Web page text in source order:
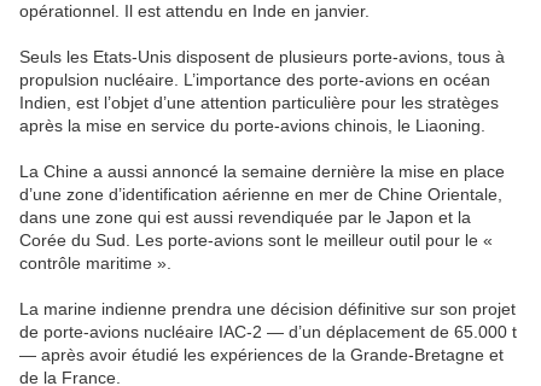
opérationnel. Il est attendu en Inde en janvier.
Seuls les Etats-Unis disposent de plusieurs porte-avions, tous à
propulsion nucléaire. L’importance des porte-avions en océan
Indien, est l’objet d’une attention particulière pour les stratèges
après la mise en service du porte-avions chinois, le Liaoning.
La Chine a aussi annoncé la semaine dernière la mise en place
d’une zone d’identification aérienne en mer de Chine Orientale,
dans une zone qui est aussi revendiquée par le Japon et la
Corée du Sud. Les porte-avions sont le meilleur outil pour le «
contrôle maritime ».
La marine indienne prendra une décision définitive sur son projet
de porte-avions nucléaire IAC-2 — d’un déplacement de 65.000 t
— après avoir étudié les expériences de la Grande-Bretagne et
de la France.